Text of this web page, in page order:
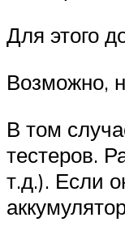
Для этого
Возможно,
В том
тестеров.
т.д.). Если